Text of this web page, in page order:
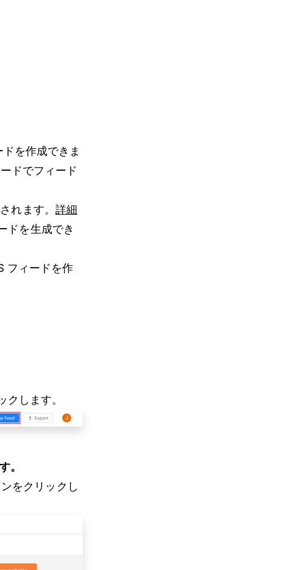
を作成できま
ドでフィード
れます。 詳細
ドを生成でき
フィードを作
クします。
。
をクリックし